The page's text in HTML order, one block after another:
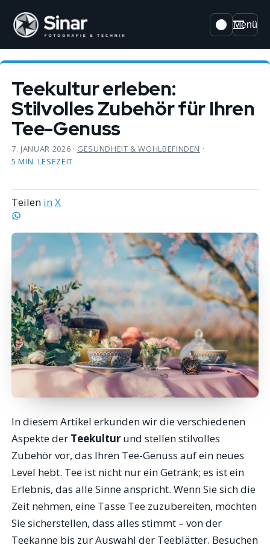
Menü
Teekultur erleben:
Stilvolles Zubehör für Ihren
Tee-Genuss
7. JANUAR 2026 · GESUNDHEIT & WOHLBEFINDEN ·
5 MIN. LESEZEIT
Teilen inX
In diesem Artikel erkunden wir die verschiedenen
Aspekte der Teekultur und stellen stilvolles
Zubehör vor, das Ihren Tee-Genuss auf ein neues
Level hebt. Tee ist nicht nur ein Getränk; es ist ein
Erlebnis, das alle Sinne anspricht. Wenn Sie sich die
Zeit nehmen, eine Tasse Tee zuzubereiten, möchten
Sie sicherstellen, dass alles stimmt – von der
Teekanne bis zur Auswahl der Teeblätter. Besuchen